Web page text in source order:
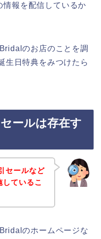
情報を配信しているか
のお店のことを調
生日特典をみつけたら
ールは存在す
セールなど
ているこ
のホームページな